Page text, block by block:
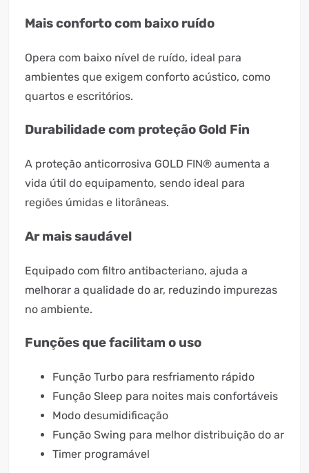
Mais conforto com baixo ruído
Opera com baixo nível de ruído, ideal para
ambientes que exigem conforto acústico, como
quartos e escritórios.
Durabilidade com proteção Gold Fin
A proteção anticorrosiva GOLD FIN® aumenta a
vida útil do equipamento, sendo ideal para
regiões úmidas e litorâneas.
Ar mais saudável
Equipado com filtro antibacteriano, ajuda a
melhorar a qualidade do ar, reduzindo impurezas
no ambiente.
Funções que facilitam o uso
Função Turbo para resfriamento rápido
Função Sleep para noites mais confortáveis
Modo desumidificação
Função Swing para melhor distribuição do ar
Timer programável